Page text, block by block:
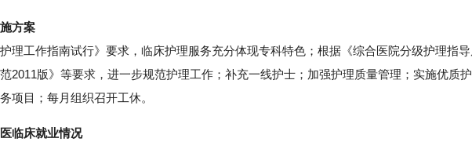
方案
理工作指南试行》要求，临床护理服务充分体现专科特色；根据《综合医院分级护理指
2011版》等要求，进一步规范护理工作；补充一线护士；加强护理质量管理；实施优质
项目；每月组织召开工休。
临床就业情况